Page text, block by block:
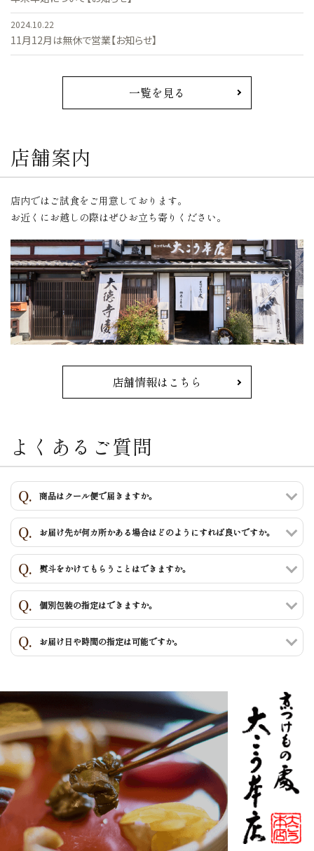
2024.10.22
11月12月は無休で営業【お知らせ】
一覧を見る
店舗案内
店内ではご試食をご用意しております。
お近くにお越しの際はぜひお立ち寄りください。
店舗情報はこちら
よくあるご質問
商品はクール便で届きますか。
お届け先が何カ所かある場合はどのようにすれば良いですか。
熨斗をかけてもらうことはできますか。
個別包装の指定はできますか。
お届け日や時間の指定は可能ですか。